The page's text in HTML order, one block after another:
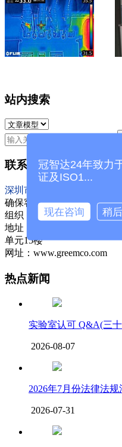
站内搜索
联系信息
深圳市冠智达实业有限公司
确保客户能够获得可持续
组织，并保证成果持续有效
地址：深圳市宝安区新安
单元15楼
网址：www.greemco.com
热点新闻
实验室认可 Q&A(三
2026-08-07
2026年7月份法律法
2026-07-31
冠智达24年致力
证及ISO1...
现在咨询 稍